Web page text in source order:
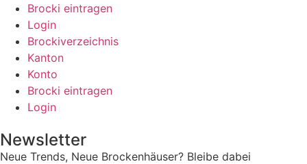
Brocki eintragen
Login
Brockiverzeichnis
Kanton
Konto
Brocki eintragen
Login
Newsletter
Neue Trends, Neue Brockenhäuser? Bleibe dabei